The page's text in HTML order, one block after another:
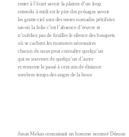
rester à l’écart savoir la plainte d’un loup
entendu à midi est le pire des présages savoir
les gratte-ciel sont des tentes nomades pétrifiées
savoir la folie c’est l’absence d’œuvre et
n’oubliez pas de fouiller le silence des bosquets
où se cachent les moments nécessaires
chacun de nous peut connaître quelqu’un
qui se souvient de quelqu’un d’autre
et remonte le passé à cent ans de distance
sombres temps des anges de la boue
Jonas Mekas connaissait un homme nommé Démon